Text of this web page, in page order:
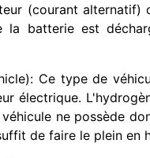
(courant alternatif)
la batterie est
: Ce type de
électrique.
ne possède
de faire le plein en